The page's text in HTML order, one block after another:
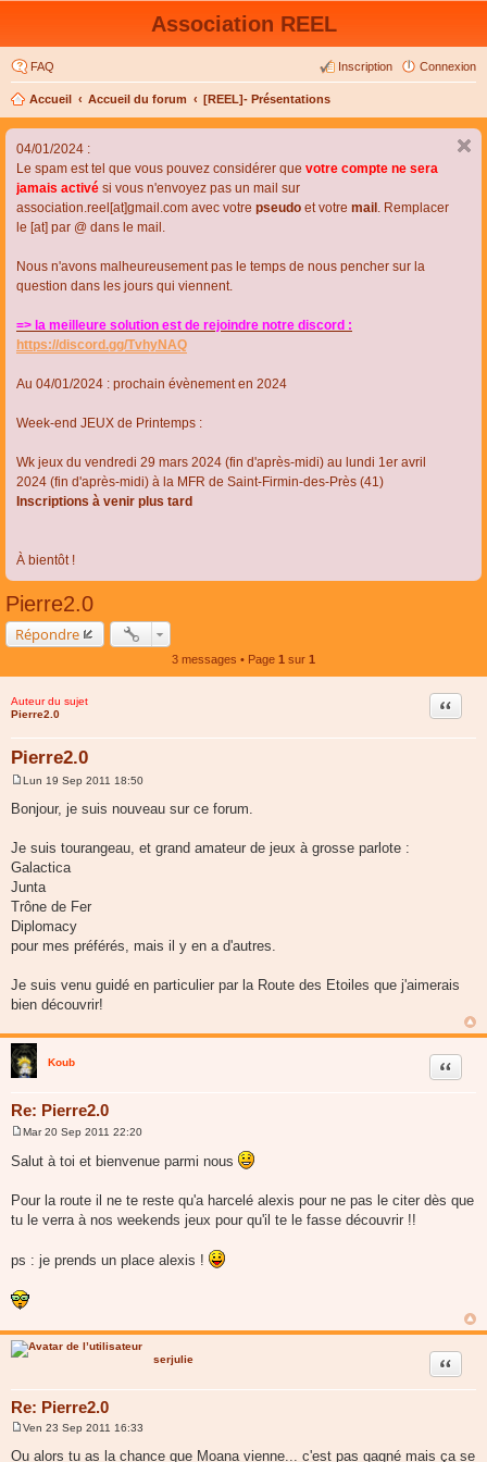
Association REEL
FAQ Connexion
Inscription
Accueil Accueil du forum [REEL]- Présentations
04/01/2024 :
Le spam est tel que vous pouvez considérer que votre compte ne sera
jamais activé si vous n'envoyez pas un mail sur
association.reel[at]gmail.com avec votre pseudo et votre mail . Remplacer
le [at] par @ dans le mail.
Nous n'avons malheureusement pas le temps de nous pencher sur la
question dans les jours qui viennent.
=> la meilleure solution est de rejoindre notre discord :
https://discord.gg/TvhyNAQ
Au 04/01/2024 : prochain évènement en 2024
Week-end JEUX de Printemps :
Wk jeux du vendredi 29 mars 2024 (fin d'après-midi) au lundi 1er avril
2024 (fin d'après-midi) à la MFR de Saint-Firmin-des-Près (41)
Inscriptions à venir plus tard
À bientôt !
Pierre2.0
Répondre
3 messages • Page 1 sur 1
Auteur du sujet
Pierre2.0
Pierre2.0
Citer
s
g
e
Lun 19 Sep 2011 18:50
Bonjour, je suis nouveau sur ce forum.
Je suis tourangeau, et grand amateur de jeux à grosse parlote :
Galactica
Junta
Trône de Fer
Diplomacy
pour mes préférés, mais il y en a d'autres.
Je suis venu guidé en particulier par la Route des Etoiles que j'aimerais
bien découvrir!
Koub
Re: Pierre2.0
Citer
e
s
g
Mar 20 Sep 2011 22:20
Salut à toi et bienvenue parmi nous
Pour la route il ne te reste qu'a harcelé alexis pour ne pas le citer dès que
tu le verra à nos weekends jeux pour qu'il te le fasse découvrir !!
ps : je prends un place alexis !
serjulie
Re: Pierre2.0
Citer
Ven 23 Sep 2011 16:33
Ou alors tu as la chance que Moana vienne... c'est pas gagné mais ça se